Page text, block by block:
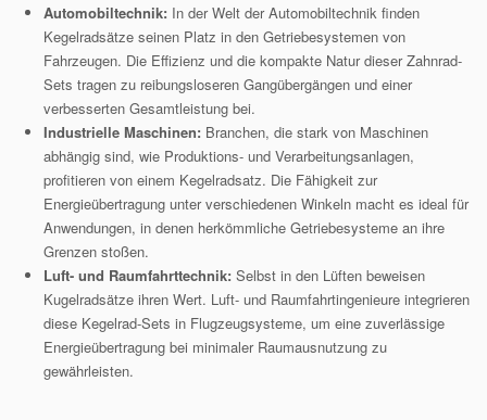
Automobiltechnik: In der Welt der Automobiltechnik finden
Kegelradsätze seinen Platz in den Getriebesystemen von
Fahrzeugen. Die Effizienz und die kompakte Natur dieser Zahnrad-
Sets tragen zu reibungsloseren Gangübergängen und einer
verbesserten Gesamtleistung bei.
Industrielle Maschinen: Branchen, die stark von Maschinen
abhängig sind, wie Produktions- und Verarbeitungsanlagen,
profitieren von einem Kegelradsatz. Die Fähigkeit zur
Energieübertragung unter verschiedenen Winkeln macht es ideal für
Anwendungen, in denen herkömmliche Getriebesysteme an ihre
Grenzen stoßen.
Luft- und Raumfahrttechnik: Selbst in den Lüften beweisen
Kugelradsätze ihren Wert. Luft- und Raumfahrtingenieure integrieren
diese Kegelrad-Sets in Flugzeugsysteme, um eine zuverlässige
Energieübertragung bei minimaler Raumausnutzung zu
gewährleisten.